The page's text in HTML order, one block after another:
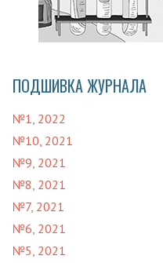
ПОДШИВКА ЖУРНАЛА
№1, 2022
№10, 2021
№9, 2021
№8, 2021
№7, 2021
№6, 2021
№5, 2021